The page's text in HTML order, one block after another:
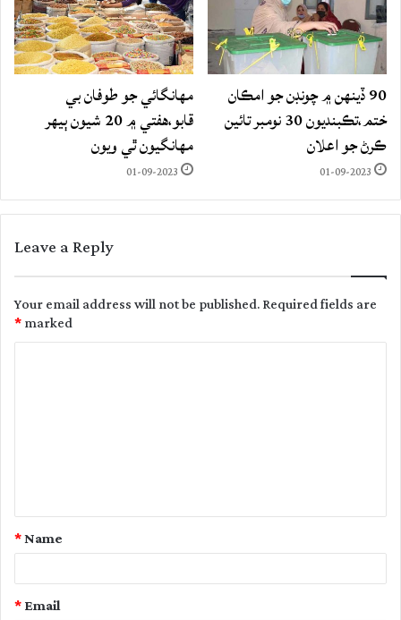
90 ڏينهن ۾ چونڊن جو امڪان
ختم،تڪبنديون 30 نومبر تائين
ڪرڻ جو اعلان
01-09-2023
مهانگائي جو طوفان بي
قابو،هفتي ۾ 20 شيون ٻيهر
مهانگيون ٿي ويون
01-09-2023
Leave a Reply
Your email address will not be published.Required fields are
marked
*
t
Name
*
Email
*